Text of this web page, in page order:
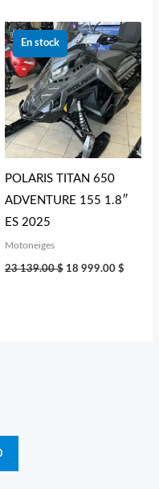
$.
En stock
POLARIS TITAN 650
ADVENTURE 155 1.8″
ES 2025
Motoneiges
23 139.00$
Le
prix
initial
était :
23 139.00 $.
18 999.00 $
Le
prix
actuel
est :
18